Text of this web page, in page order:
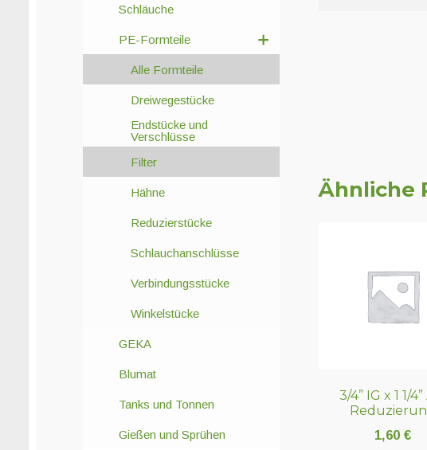
Ähnliche
3/4” IG x 1 1/4”
1,60 €
Schläuche
PE-Formteile
Alle Formteile
Dreiwegestücke
Endstücke und
Verschlüsse
Filter
Hähne
Reduzierstücke
Schlauchanschlüsse
Verbindungsstücke
Winkelstücke
GEKA
Blumat
Tanks und Tonnen
Gießen und Sprühen